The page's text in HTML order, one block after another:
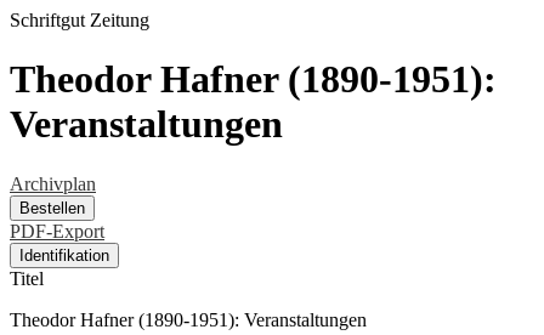
Schriftgut Zeitung
Theodor Hafner (1890-1951):
Veranstaltungen
Archivplan
Bestellen
PDF-Export
Identifikation
Titel
Theodor Hafner (1890-1951): Veranstaltungen